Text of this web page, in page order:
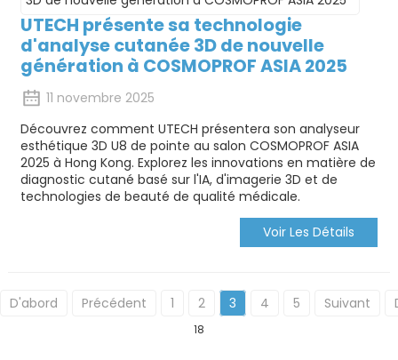
UTECH présente sa technologie
d'analyse cutanée 3D de nouvelle
génération à COSMOPROF ASIA 2025
11 novembre 2025
Découvrez comment UTECH présentera son analyseur
esthétique 3D U8 de pointe au salon COSMOPROF ASIA
2025 à Hong Kong. Explorez les innovations en matière de
diagnostic cutané basé sur l'IA, d'imagerie 3D et de
technologies de beauté de qualité médicale.
Voir Les Détails
D'abord Précédent 1 2 3 4 5 Suivant
18